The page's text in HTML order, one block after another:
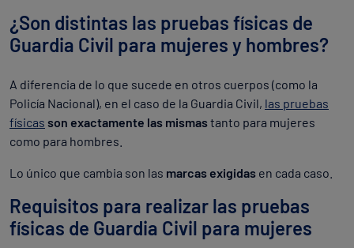
¿Son distintas las pruebas físicas de
Guardia Civil para mujeres y hombres?
A diferencia de lo que sucede en otros cuerpos (como la
Policía Nacional), en el caso de la Guardia Civil, las pruebas
físicas son exactamente las mismastanto para mujeres
como para hombres.
Lo único que cambia son las marcas exigidas en cada caso.
Requisitos para realizar las pruebas
físicas de Guardia Civil para mujeres